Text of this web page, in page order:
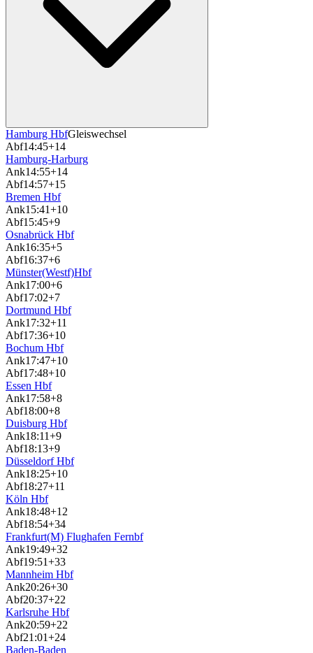
Hamburg HbfGleiswechsel
Abf14:45+14
Hamburg-Harburg
Ank14:55+14
Abf14:57+15
Bremen Hbf
Ank15:41+10
Abf15:45+9
Osnabrück Hbf
Ank16:35+5
Abf16:37+6
Münster(Westf)Hbf
Ank17:00+6
Abf17:02+7
Dortmund Hbf
Ank17:32+11
Abf17:36+10
Bochum Hbf
Ank17:47+10
Abf17:48+10
Essen Hbf
Ank17:58+8
Abf18:00+8
Duisburg Hbf
Ank18:11+9
Abf18:13+9
Düsseldorf Hbf
Ank18:25+10
Abf18:27+11
Köln Hbf
Ank18:48+12
Abf18:54+34
Frankfurt(M) Flughafen Fernbf
Ank19:49+32
Abf19:51+33
Mannheim Hbf
Ank20:26+30
Abf20:37+22
Karlsruhe Hbf
Ank20:59+22
Abf21:01+24
Baden-Baden